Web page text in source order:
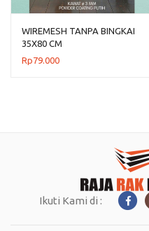
WIREMESH TANPA BINGKAI
35X80 CM
Rp79.000
Ikuti Kami di :